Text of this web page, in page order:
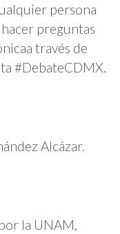
persona
preguntas
través de
#DebateCDMX.
Alcázar.
la UNAM,